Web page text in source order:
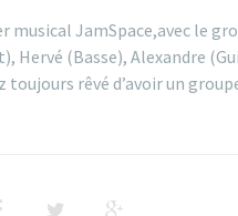
JamSpace,avec le
Hervé (Basse), Alexandre
toujours rêvé d’avoir un